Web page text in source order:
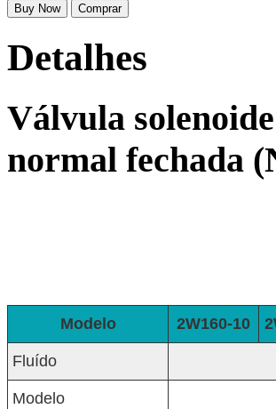
Buy Now Comprar
Detalhes
Válvula
normal fechada
Modelo 2W160-10
Fluído
Modelo